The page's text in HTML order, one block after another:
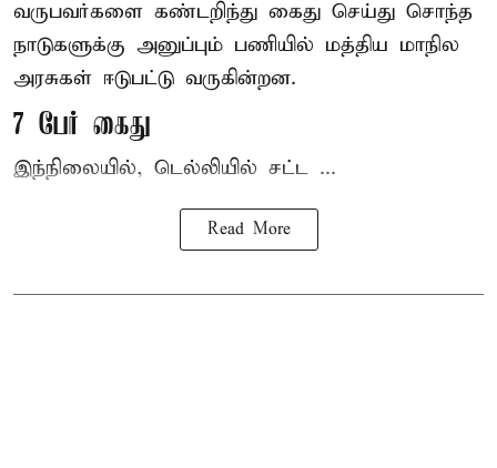
வருபவர்களை கண்டறிந்து கைது செய்து சொந்த
நாடுகளுக்கு அனுப்பும் பணியில் மத்திய மாநில
அரசுகள் ஈடுபட்டு வருகின்றன.
7 பேர் கைது
இந்நிலையில், டெல்லியில் சட்ட ...
Read More